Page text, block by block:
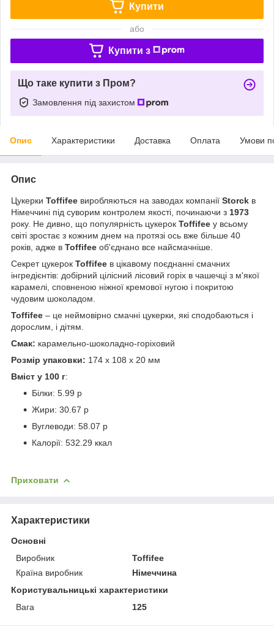
Купити
або
Купити з
Що таке купити з Пром?
Замовлення під захистом
Опис Характеристики Доставка Оплата Умови
Опис
Цукерки Toffifee виробляються на заводах компанії Storck в
Німеччині під суворим контролем якості, починаючи з 1973
року. Не дивно, що популярність цукерок Toffifee у всьому
світі зростає з кожним днем на протязі ось вже більше 40
років, адже в Toffifee об'єднано все найсмачніше.
Секрет цукерок Toffifee в цікавому поєднанні смачних
інгредієнтів: добірний цілісний лісовий горіх в чашечці з м'якої
карамелі, сповненою ніжної кремової нугою і покритою
чудовим шоколадом.
Toffifee – це неймовірно смачні цукерки, які сподобаються і
дорослим, і дітям.
Смак: карамельно-шоколадно-горіховий
Розмір упаковки: 174 x 108 x 20 мм
Вміст у 100 г:
Білки: 5.99 р
Жири: 30.67 р
Вуглеводи: 58.07 р
Калорії: 532.29 ккал
Приховати
Характеристики
Основні
Виробник
Toffifee
Країна виробник
Німеччина
Користувальницькі характеристики
Вага
125